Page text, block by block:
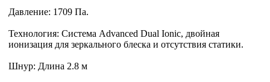
Давление: 1709 Па.
Технология: Система Advanced Dual Ionic, двойная
ионизация для зеркального блеска и отсутствия статики.
Шнур: Длина 2.8 м